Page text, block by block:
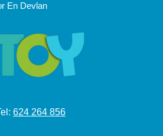
En Devlan
624 264 856